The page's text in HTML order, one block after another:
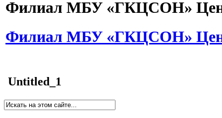
Филиал МБУ «ГКЦСОН»
Филиал МБУ «ГКЦСОН»
Untitled_1